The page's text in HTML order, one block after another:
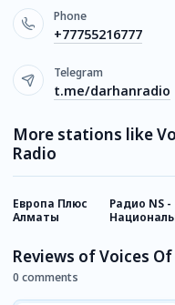
Phone
+77755216777
Telegram
t.me/darhanradio
More stations like
Radio
Европа Плюс
Алматы
Радио NS -
Reviews of Voices
0 comments